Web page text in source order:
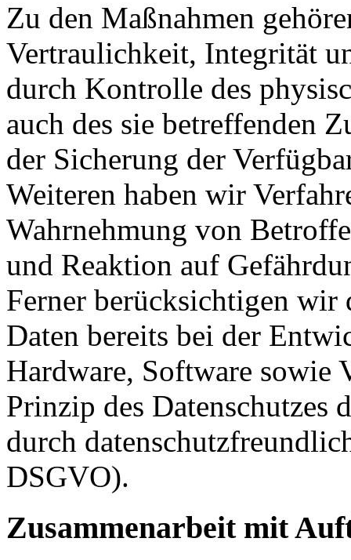
Zu den Maßnahmen
Vertraulichkeit, Integrität
durch Kontrolle des
auch des sie betreffenden
der Sicherung der
Weiteren haben wir
Wahrnehmung von
und Reaktion auf
Ferner berücksichtigen wir
Daten bereits bei der
Hardware, Software sowie
Prinzip des Datenschutzes
durch
DSGVO).
Zusammenarbeit mit